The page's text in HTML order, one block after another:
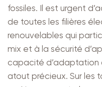
fossiles. Il est urgent
de toutes les filières
renouvelables qui
mix et à la sécurité
capacité d’adaptation
atout précieux. Sur les